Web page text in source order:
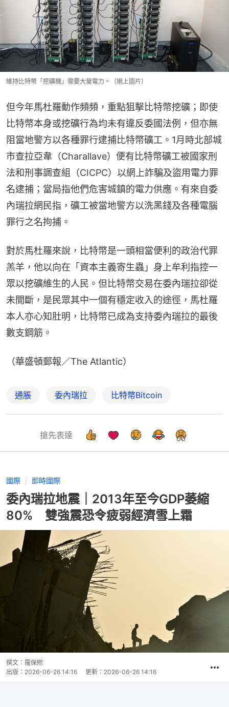
維持比特幣「挖礦機」需要大量電力。（網上圖片）
但今年馬杜羅動作頻頻，重點狙擊比特幣挖礦；即使
比特幣本身或挖礦行為均未有違反委國法例，但亦無
阻當地警方以各種罪行逮捕比特幣礦工。1月時北部城
市查拉亞韋（Charallave）便有比特幣礦工被國家刑
法和刑事調查組（CICPC）以網上詐騙及盜用電力罪
名逮捕；當局指他們危害城鎮的電力供應。有來自委
內瑞拉網民指，礦工被當地警方以洗黑錢及各種電腦
罪行之名拘捕。
對於馬杜羅來說，比特幣是一頭相當便利的政治代罪
羔羊，他以向在「資本主義寄生蟲」身上牟利指控一
眾以挖礦維生的人民。但比特幣交易在委內瑞拉卻從
未間斷，是民眾其中一個有穩定收入的途徑，馬杜羅
本人亦心知肚明，比特幣已成為支持委內瑞拉的最後
數支鋼筋。
（華盛頓郵報／The Atlantic）
通脹 委內瑞拉 比特幣Bitcoin
搶先表達
國際 即時國際
委內瑞拉地震｜2013年至今GDP萎縮
80% 雙強震恐令疲弱經濟雪上霜
撰文： 羅保熙
出版： 2026-06-26 14:16 更新： 2026-06-26 14:16